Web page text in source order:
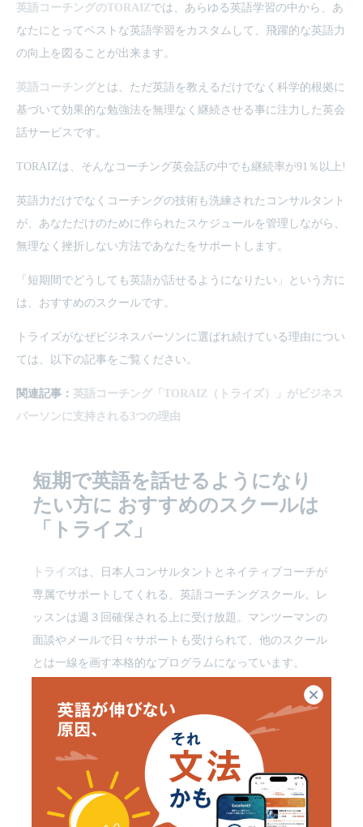
英語コーチングのTORAIZでは、あらゆる英語学習の中から、あ
なたにとってベストな英語学習をカスタムして、飛躍的な英語力
の向上を図ることが出来ます。
英語コーチングとは、ただ英語を教えるだけでなく科学的根拠に
基づいて効果的な勉強法を無理なく継続させる事に注力した英会
話サービスです。
TORAIZは、そんなコーチング英会話の中でも継続率が91％以上!
英語力だけでなくコーチングの技術も洗練されたコンサルタント
が、あなただけのために作られたスケジュールを管理しながら、
無理なく挫折しない方法であなたをサポートします。
「短期間でどうしても英語が話せるようになりたい」という方に
は、おすすめのスクールです。
トライズがなぜビジネスパーソンに選ばれ続けている理由につい
ては、以下の記事をご覧ください。
関連記事： 英語コーチング「TORAIZ（トライズ）」がビジネス
パーソンに支持される3つの理由
短期で英語を話せるようになり
たい方に おすすめのスクールは
「トライズ」
トライズは、日本人コンサルタントとネイティブコーチが
専属でサポートしてくれる、英語コーチングスクール。レ
ッスンは週３回確保される上に受け放題。マンツーマンの
面談やメールで日々サポートも受けられて、他のスクール
とは一線を画す本格的なプログラムになっています。
「短期間でどうしても英語が話せるようになりたい」とい
う方には、おすすめのスクールです。
受講生のインタビューもご紹介します。
閉じる